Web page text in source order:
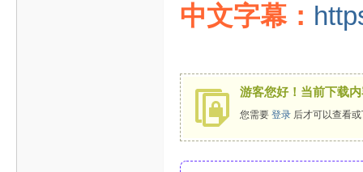
中文字幕：
游客您好！当前下载
您需要 登录 后才可以查看